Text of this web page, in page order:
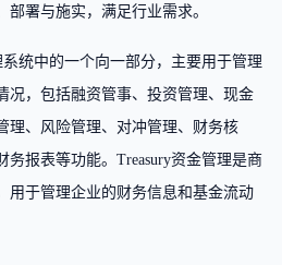
署与施实，满足行业需求。
系统中的一个向一部分，主要用于管理
况，包括融资管事、投资管理、现金
理、风险管理、对冲管理、财务核
务报表等功能。Treasury资金管理是商
用于管理企业的财务信息和基金流动